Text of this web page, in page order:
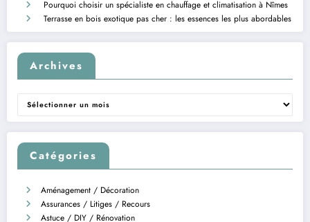
Pourquoi choisir un spécialiste en chauffage et climatisation à Nîmes
Terrasse en bois exotique pas cher : les essences les plus abordables
Archives
Archives
Catégories
Aménagement / Décoration
Assurances / Litiges / Recours
Astuce / DIY / Rénovation